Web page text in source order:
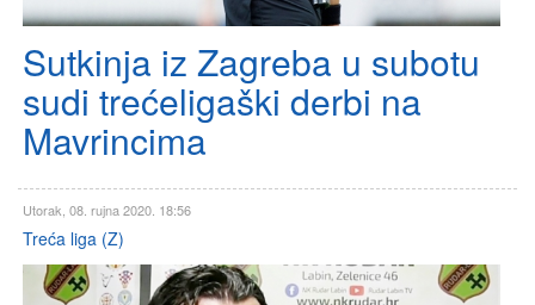
Sutkinja iz Zagreba u subotu
sudi trećeligaški derbi na
Mavrincima
Utorak, 08. rujna 2020. 18:56
Treća liga (Z)